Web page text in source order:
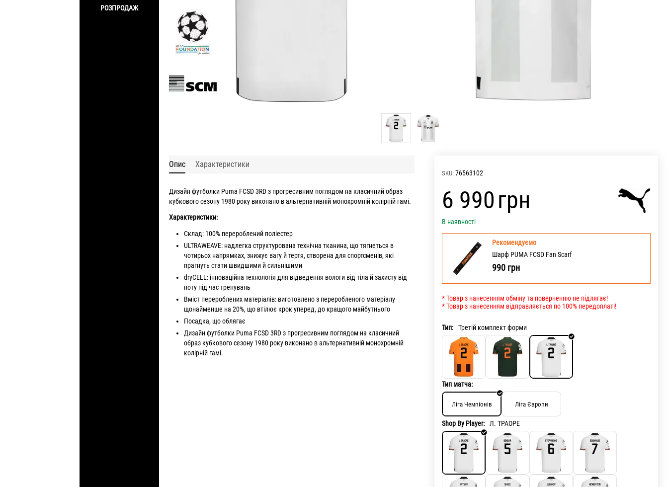
РОЗПРОДАЖ
SKU: 76563102
‍6 990‍грн
В наявності
Рекомендуємо
Шарф PUMA FCSD Fan Scarf
990 грн
* Товар з нанесенням обміну та поверненню не підлягає!
* Товар з нанесенням відправляється по 100% передоплаті!
Тип: Третій комплект форми
Тип матча:
Ліга Чемпіонів Ліга Європи
Shop By Player: Л. ТРАОРЕ
Опис Характеристики
Дизайн футболки Puma FCSD 3RD з прогресивним поглядом на класичний образ
кубкового сезону 1980 року виконано в альтернативній монохромній колірній гамі.
Характеристики:
Склад: 100% перероблений поліестер
ULTRAWEAVE: надлегка структурована технічна тканина, що тягнеться в
чотирьох напрямках, знижує вагу й тертя, створена для спортсменів, які
прагнуть стати швидшими й сильнішими
dryCELL: інноваційна технологія для відведення вологи від тіла й захисту від
поту під час тренувань
Вміст перероблених матеріалів: виготовлено з переробленого матеріалу
щонайменше на 20%, що втілює крок уперед, до кращого майбутнього
Посадка, що облягає
Дизайн футболки Puma FCSD 3RD з прогресивним поглядом на класичний
образ кубкового сезону 1980 року виконано в альтернативній монохромній
колірній гамі.